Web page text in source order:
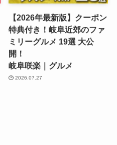
【2026年最新版】クーポン
特典付き！岐阜近郊のファ
ミリーグルメ 19選 大公
開！
岐阜咲楽｜グルメ
2026.07.27